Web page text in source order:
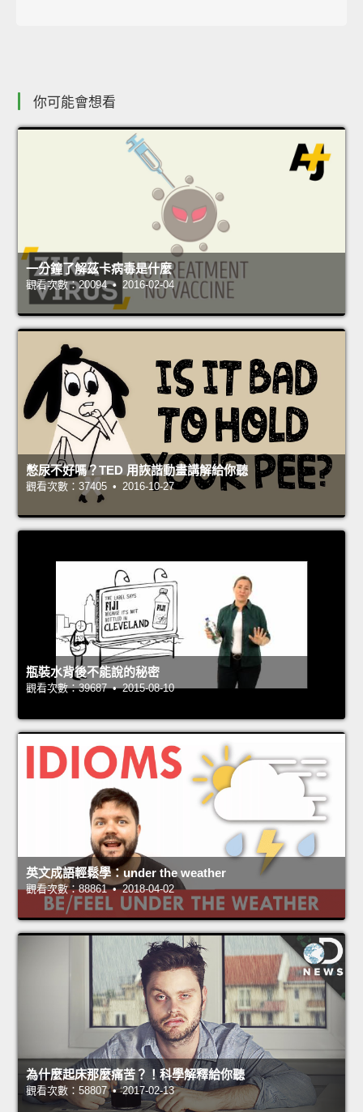
你可能會想看
一分鐘了解茲卡病毒是什麼
觀看次數：20094 • 2016-02-04
憋尿不好嗎？TED 用詼諧動畫講解給你聽
觀看次數：37405 • 2016-10-27
瓶裝水背後不能說的秘密
觀看次數：39687 • 2015-08-10
英文成語輕鬆學：under the weather
觀看次數：88861 • 2018-04-02
為什麼起床那麼痛苦？！科學解釋給你聽
觀看次數：58807 • 2017-02-13